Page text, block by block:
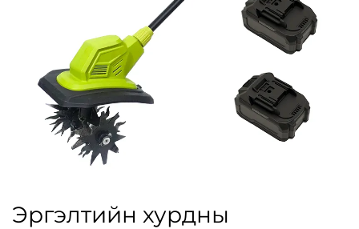
Эргэлтийн хурдны